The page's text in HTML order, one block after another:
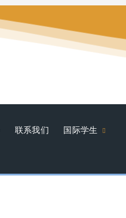
联系我们 国际学生